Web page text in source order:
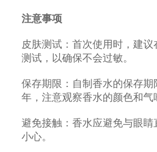
注意事项
皮肤测试：首次使用时，建
测试，以确保不会过敏。
保存期限：自制香水的保存期
年，注意观察香水的颜色和气
避免接触：香水应避免与眼
小心。